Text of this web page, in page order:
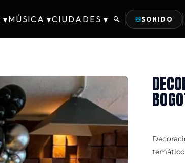
▾MÚSICA ▾CIUDADES ▾ SONIDO